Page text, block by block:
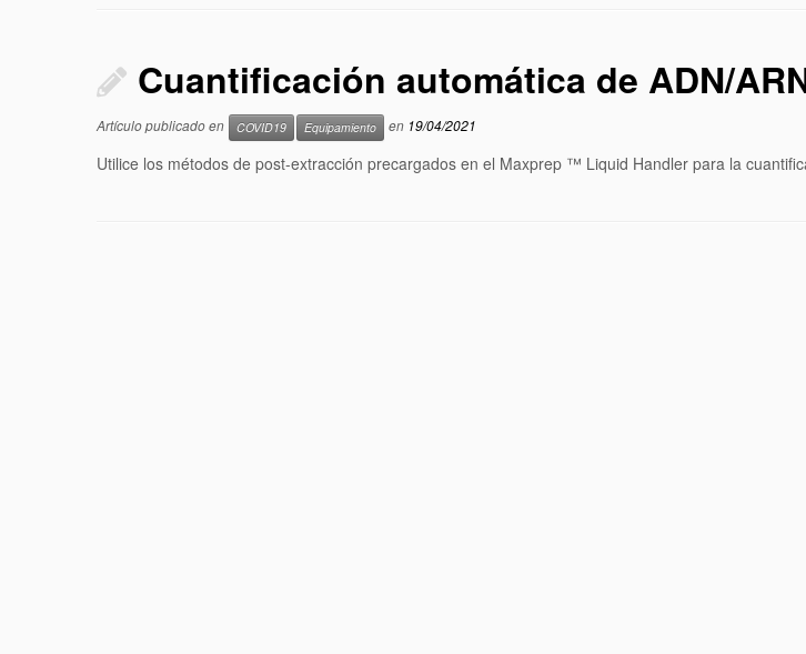
Cuantificación automática de ADN/
Artículo publicado en COVID19 Equipamiento en 19/04/2021
Utilice los métodos de post-extracción precargados en el Maxprep ™ Liquid Handler para la